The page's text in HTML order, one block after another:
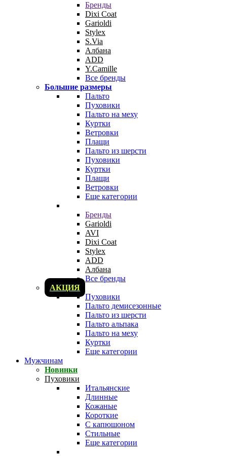
Бренды
Dixi Coat
Garioldi
Stylex
S.Via
Албана
ADD
Y.Camille
Все бренды
Большие размеры
Пальто
Пуховики
Пальто на меху
Куртки
Ветровки
Плащи
Пальто из шерсти
Пуховики
Куртки
Плащи
Ветровки
Еще категории
Бренды
Garioldi
AVI
Dixi Coat
Stylex
ADD
Албана
Все бренды
АКЦИЯ
Пуховики
Пальто демисезонные
Пальто из шерсти
Пальто альпака
Пальто на меху
Куртки
Еще категории
Мужчинам
Новинки
Пуховики
Итальянские
Длинные
Кожаные
Короткие
С капюшоном
Стильные
Еще категории